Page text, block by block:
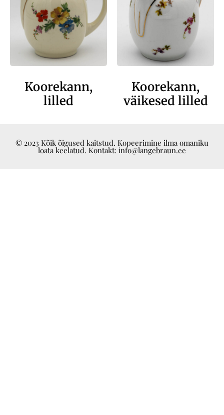
Koorekann,
lilled
Koorekann,
väikesed lilled
© 2023 Kõik õigused kaitstud. Kopeerimine ilma omaniku
loata keelatud. Kontakt: info@langebraun.ee